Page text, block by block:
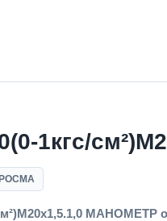
1кгс/
РОСМА
МАНОМЕТР